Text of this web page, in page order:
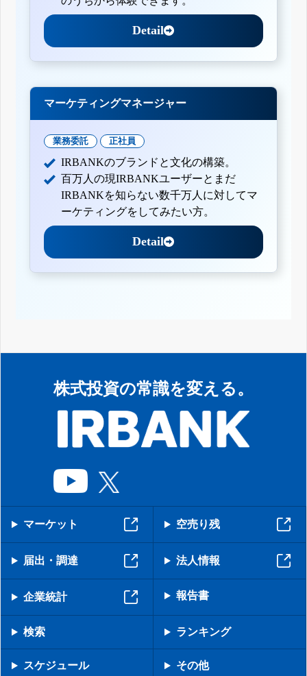
Detail
マーケティングマネージャー
業務委託 正社員
IRBANKのブランドと文化の構築。
百万人の現IRBANKユーザーとまだ
IRBANKを知らない数千万人に対してマ
ーケティングをしてみたい方。
Detail
株式投資の常識を変える。
マーケット 空売り残
届出・調達 法人情報
企業統計 報告書
検索 ランキング
スケジュール その他